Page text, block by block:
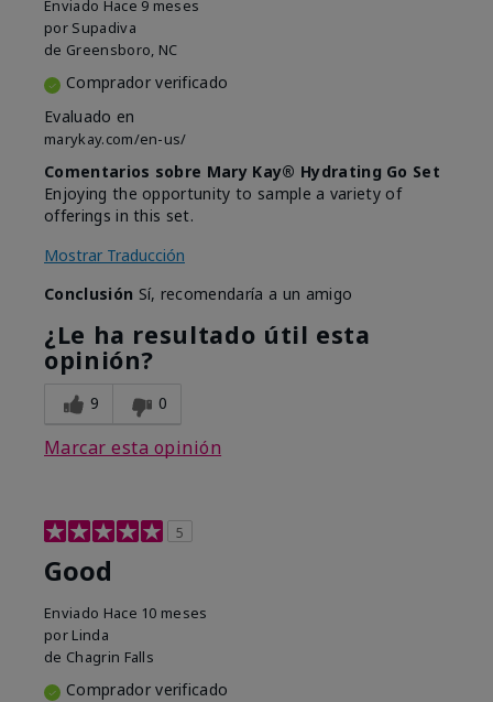
Enviado Hace 9 meses
por Supadiva
de Greensboro, NC
Comprador verificado
Evaluado en
marykay.com/en-us/
Comentarios sobre Mary Kay® Hydrating Go Set
Enjoying the opportunity to sample a variety of
offerings in this set.
Mostrar Traducción
Conclusión Sí, recomendaría a un amigo
¿Le ha resultado útil esta
opinión?
9 0
Marcar esta opinión
5
Good
Enviado Hace 10 meses
por Linda
de Chagrin Falls
Comprador verificado